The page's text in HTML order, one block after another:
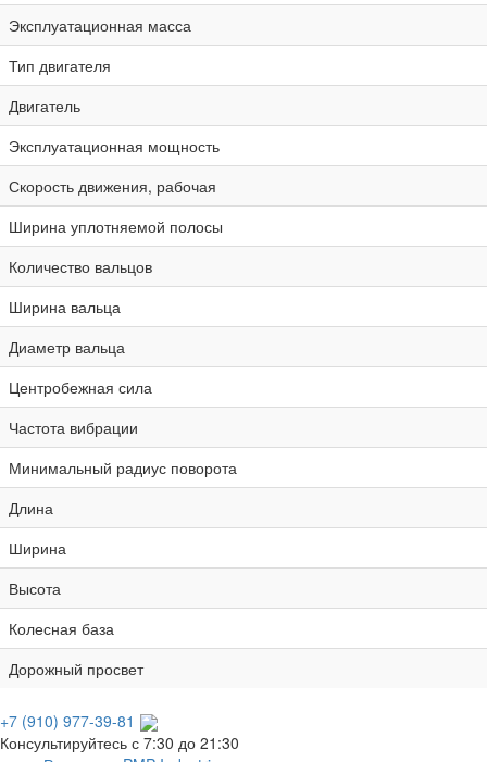
Эксплуатационная масса
Тип двигателя
Двигатель
Эксплуатационная мощность
Скорость движения, рабочая
Ширина уплотняемой полосы
Количество вальцов
Ширина вальца
Диаметр вальца
Центробежная сила
Частота вибрации
Минимальный радиус поворота
Длина
Ширина
Высота
Колесная база
Дорожный просвет
+7 (910) 977-39-81
Консультируйтесь с 7:30 до 21:30